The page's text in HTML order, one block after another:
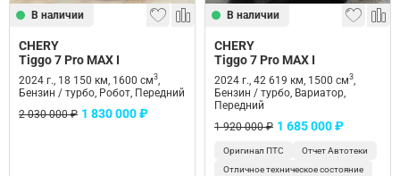
В наличии
CHERY
Tiggo 7 Pro MAX I
2024 г., 18 150 км, 1600 см3,
Бензин / турбо, Робот, Передний
2 030 000 ₽ 1 830 000 ₽
В наличии
CHERY
Tiggo 7 Pro MAX I
2024 г., 42 619 км, 1500 см3,
Бензин / турбо, Вариатор,
Передний
1 920 000 ₽ 1 685 000 ₽
Оригинал ПТС
Отчет Автотеки
Отличное техническое состояние